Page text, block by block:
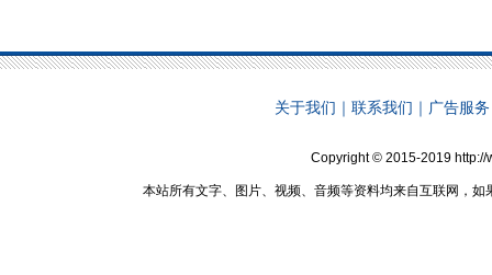
关于我们 ｜ 联系我们 ｜ 广告服务
Copyright © 2015-2019 http://
本站所有文字、图片、视频、音频等资料均来自互联网，